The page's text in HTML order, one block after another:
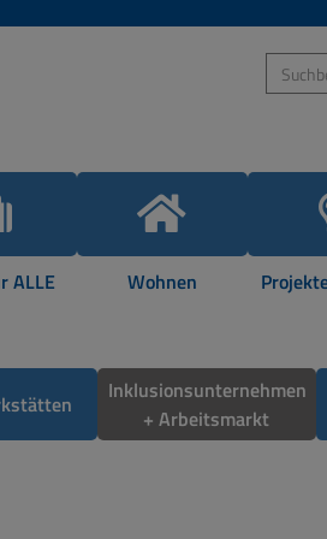
ALLE Wohnen
Inklusionsunternehmen
+ Arbeitsmarkt